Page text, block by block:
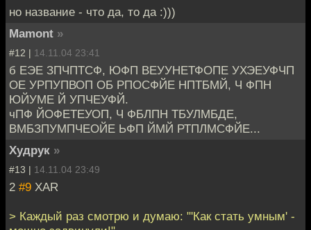
но название - что да, то да :)))
Mamont »
#12 | 14.11.04 23:41
б ЕЭЕ ЗПЧПТСФ, ЮФП ВЕУУНЕТФОПЕ УХЭЕУФЧП
ОЕ УРПУПВОП ОБ РПОСФЙЕ НПТБМЙ, Ч ФПН
ЮЙУМЕ Й УПЧЕУФЙ.
чПФ ЙОФЕТЕУОП, Ч ФБЛПН ТБУЛМБДЕ,
ВМБЗПУМПЧЕОЙЕ ЬФП ЙМЙ РТПЛМСФЙЕ...
Худрук »
#13 | 14.11.04 23:49
2 #9 XAR
> Каждый раз смотрю и думаю: "'Как стать умным' -